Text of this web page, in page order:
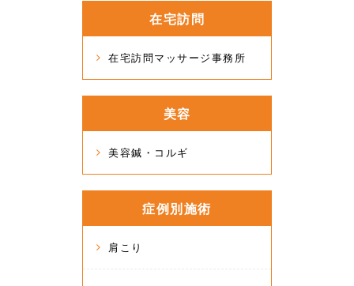
在宅訪問
在宅訪問マッサージ事務所
美容
美容鍼・コルギ
症例別施術
肩こり